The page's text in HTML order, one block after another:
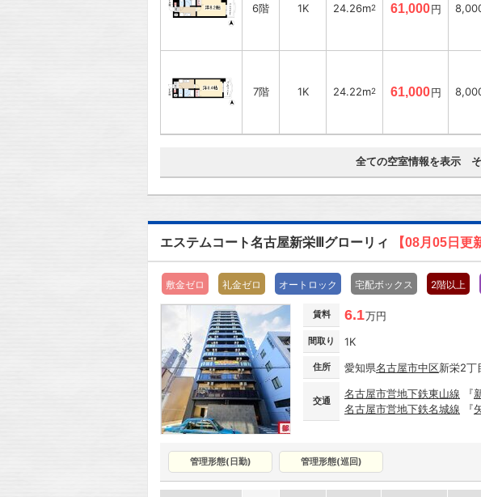
6階 1K 24.26m2 61,000円
7階 1K 24.22m2 61,000円
全ての空室情報を表示
エステムコート名古屋新栄Ⅲグローリィ 【08月05日更
敷金ゼロ 礼金ゼロ オートロック 宅配ボックス 2階以上
賃料 6.1万円
間取り 1K
住所 愛知県名古屋市中区新栄2丁
交通
名古屋市営地下鉄東山線 『
名古屋市営地下鉄名城線 『
管理形態(日勤) 管理形態(巡回)